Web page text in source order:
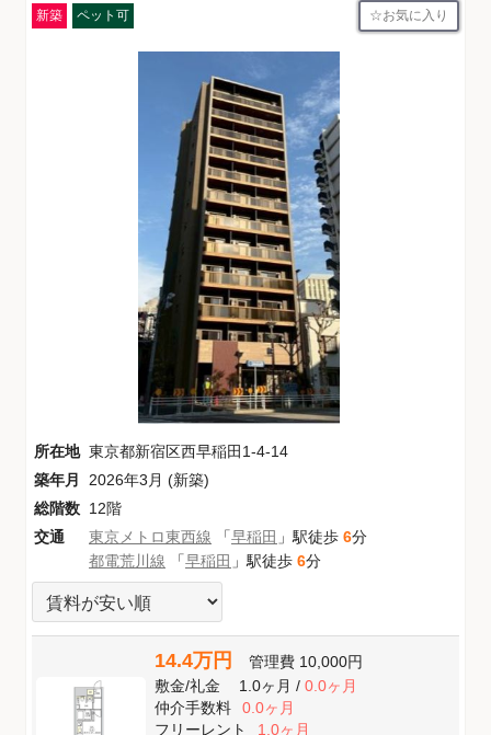
新築 ペット可 お気に入り
所在地 東京都新宿区西早稲田1-4-14
築年月
2026年3月 (新築)
総階数 12階
交通
東京メトロ東西線 「早稲田 」駅徒歩 6分
都電荒川線 「早稲田 」駅徒歩 6分
14.4万円 管理費 10,000円
敷金/礼金 1.0ヶ月/ 0.0ヶ月
仲介手数料
0.0ヶ月
フリーレント
1.0ヶ月